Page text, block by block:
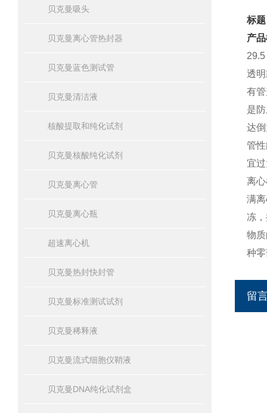
贝克曼吸头
贝克曼离心管热封器
贝克曼蓝色测试管
贝克曼清洁液
核酸提取和纯化试剂
贝克曼核酸纯化试剂
贝克曼离心管
贝克曼离心瓶
超速离心机
贝克曼热封快封管
贝克曼标准测试试剂
贝克曼稀释液
贝克曼流式细胞仪鞘液
贝克曼DNA纯化试剂盒
标
产
透
有
是
达
管
宜
离
满
冻
物
种
留